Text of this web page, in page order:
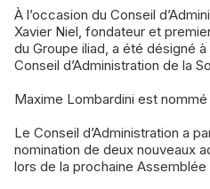
À l’occasion du Conseil d’Administration du 16 mars 2020,
Xavier Niel, fondateur et
du Groupe iliad, a été désigné à
Conseil d’Administration de la
Maxime Lombardini est
Le Conseil d’Administration a
nomination de deux nouveaux
lors de la prochaine Assemblée